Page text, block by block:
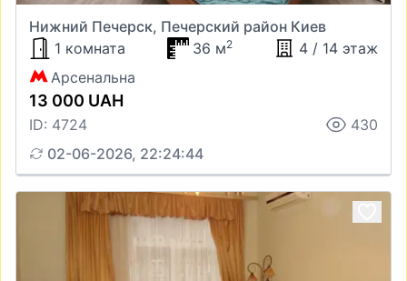
Нижний Печерск, Печерский район Киев
1 комната
36 м2
4 / 14 этаж
Арсенальна
13 000 UAH
ID: 4724
430
02-06-2026, 22:24:44